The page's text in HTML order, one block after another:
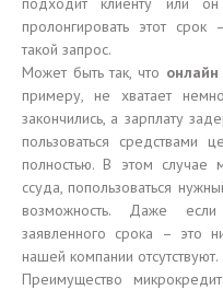
пролонгировать этот срок
такой запрос.
Может быть так, что
примеру, не хватает
закончились, а зарплату
пользоваться средствами
полностью. В этом случае
ссуда, попользоваться
возможность. Даже
заявленного срока – это
нашей компании отсутствуют.
Преимущество